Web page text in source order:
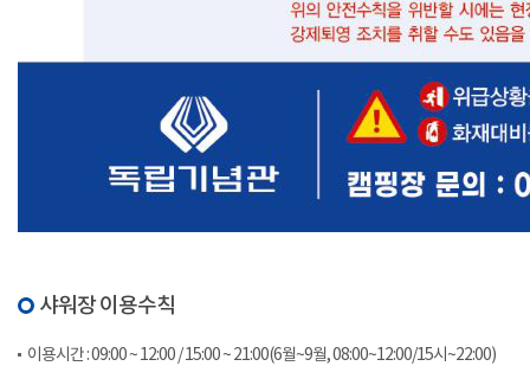
샤워장 이용수칙
이용시간 : 09:00 ~ 12:00 / 15:00 ~ 21:00(6월~9월, 08:00~12:00/15시~22:00)